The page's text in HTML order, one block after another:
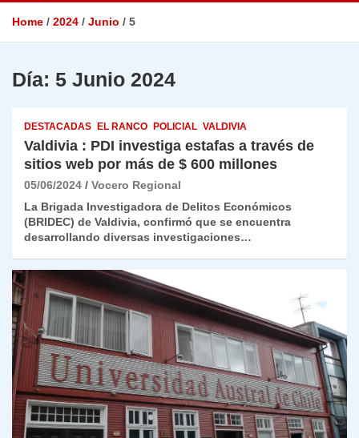
Home 2024 Junio 5
Día: 5 Junio 2024
DESTACADAS EL RANCO POLICIAL VALDIVIA
Valdivia : PDI investiga estafas a través de
sitios web por más de $ 600 millones
05/06/2024
Vocero Regional
La Brigada Investigadora de Delitos Económicos
(BRIDEC) de Valdivia, confirmó que se encuentra
desarrollando diversas investigaciones…